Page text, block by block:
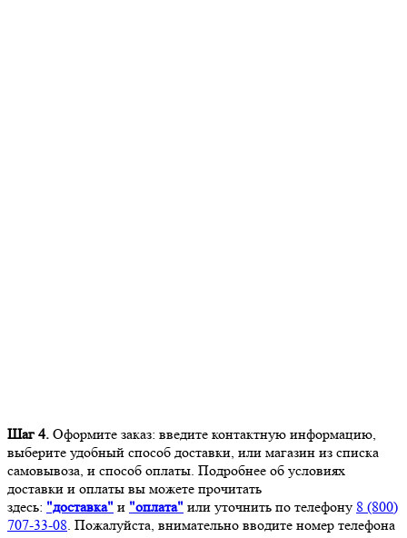
Шаг 4. Оформите заказ: введите контактную информацию,
выберите удобный способ доставки, или магазин из списка
самовывоза, и способ оплаты. Подробнее об условиях
доставки и оплаты вы можете прочитать
здесь: "доставка" и "оплата" или уточнить по телефону 8 (800)
707-33-08. Пожалуйста, внимательно вводите номер телефона